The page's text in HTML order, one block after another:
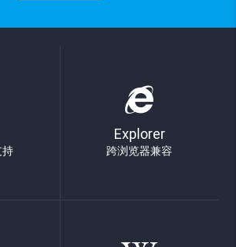
持
Explorer
跨浏览器兼容